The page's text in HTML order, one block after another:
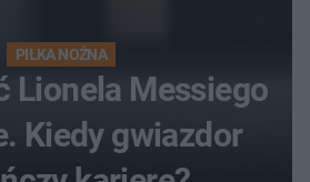
PIŁKA NOŻNA
Lionela Messiego
Kiedy gwiazdor